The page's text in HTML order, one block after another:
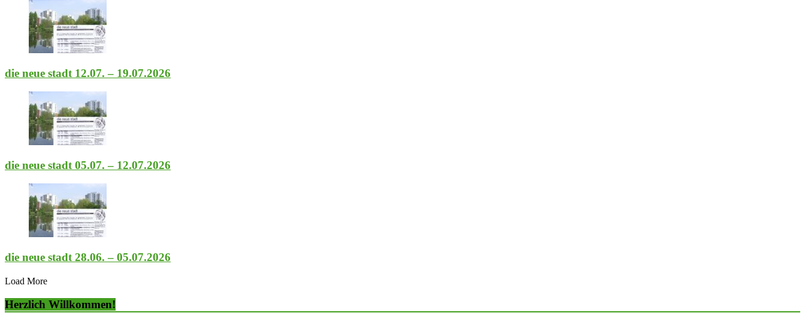
die neue stadt 12.07. – 19.07.2026
die neue stadt 05.07. – 12.07.2026
die neue stadt 28.06. – 05.07.2026
Load More
Herzlich Willkommen!